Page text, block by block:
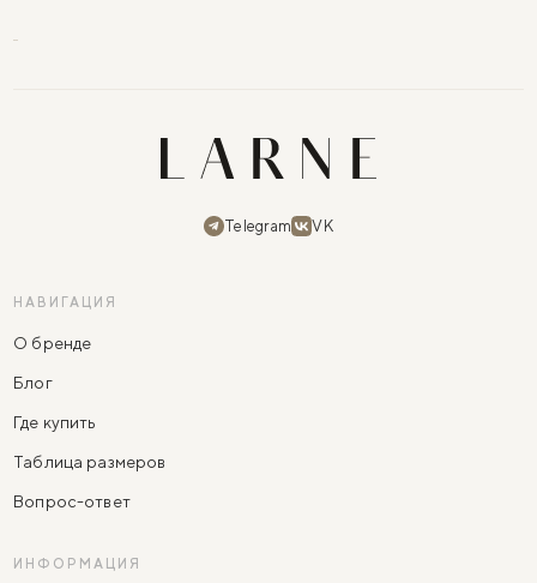
Telegram VK
НАВИГАЦИЯ
О бренде
Блог
Где купить
Таблица размеров
Вопрос-ответ
ИНФОРМАЦИЯ